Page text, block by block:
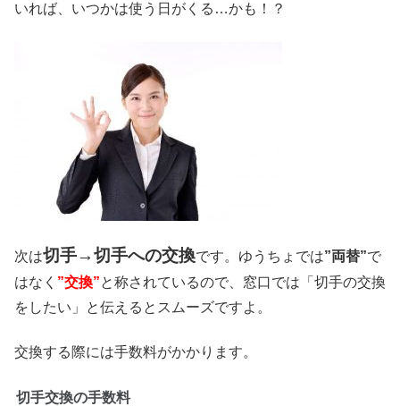
いれば、いつかは使う日がくる…かも！？
次は切手→切手への交換です。ゆうちょでは”両替”で
はなく ”交換”と称されているので、窓口では「切手の交換
をしたい」と伝えるとスムーズですよ。
交換する際には手数料がかかります。
切手交換の手数料